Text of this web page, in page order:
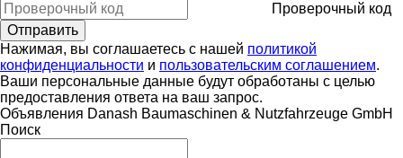
Проверочный код
Нажимая, вы соглашаетесь с нашей политикой
конфиденциальности и пользовательским соглашением.
Ваши персональные данные будут обработаны с целью
предоставления ответа на ваш запрос.
Объявления Danash Baumaschinen & Nutzfahrzeuge GmbH
Поиск